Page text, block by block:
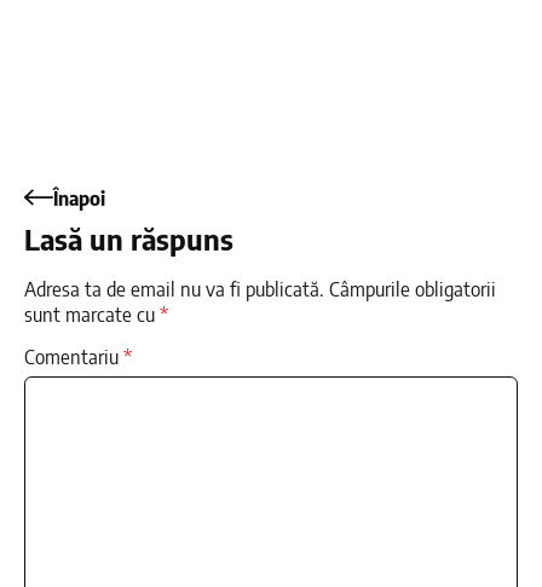
Înapoi
Lasă un răspuns
Adresa ta de email nu va fi publicată. Câmpurile obligatorii
sunt marcate cu*
Comentariu*